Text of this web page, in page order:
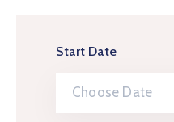
Start Date